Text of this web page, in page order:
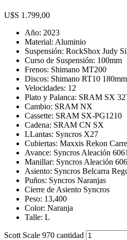
$
1.799,00
Año: 2023
Material: Aluminio
Suspensión: RockShox Judy
Curso de Suspensión: 100mm
Frenos: Shimano MT200
Discos: Shimano RT10
Velocidades: 12
Plato y Palanca: SRAM SX
Cambio: SRAM NX
Cassette: SRAM SX-PG1210
Cadena: SRAM CN SX
LLantas: Syncros X27
Cubiertas: Maxxis Rekon
Avance: Syncros Aleación 6061
Manillar: Syncros Aleación
Asiento: Syncros Belcarra
Puños: Syncros Naranjas
Cierre de Asiento Syncros
Peso: 13,400
Color: Naranja
Talle: L
Scott Scale 970 cantidad